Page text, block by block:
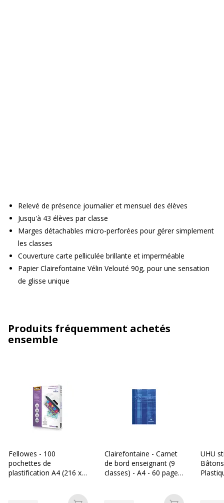
Relevé de présence journalier et mensuel des élèves
Jusqu'à 43 élèves par classe
Marges détachables micro-perforées pour gérer simplement
les classes
Couverture carte pelliculée brillante et imperméable
Papier Clairefontaine Vélin Velouté 90g, pour une sensation
de glisse unique
Produits fréquemment achetés
ensemble
Fellowes - 100
pochettes de
plastification A4 (216 x
Clairefontaine - Carnet
de bord enseignant (9
classes) - A4 - 60 pages
UHU